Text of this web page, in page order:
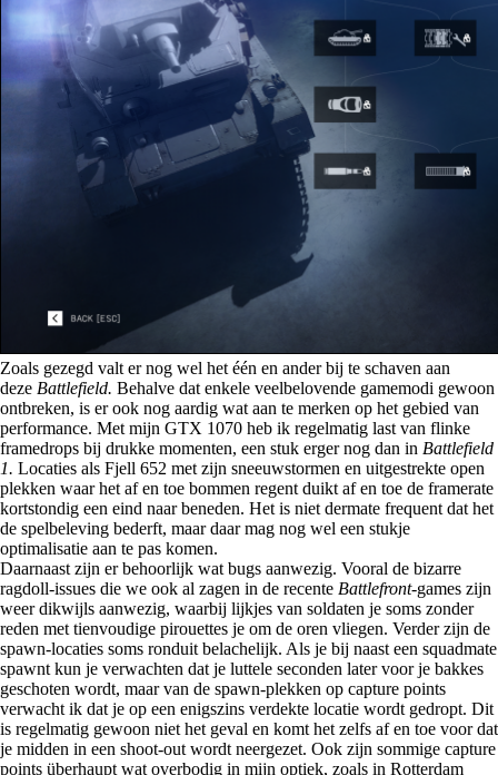
Zoals gezegd valt er nog wel het één en ander bij te schaven aan
deze Battlefield. Behalve dat enkele veelbelovende gamemodi gewoon
ontbreken, is er ook nog aardig wat aan te merken op het gebied van
performance. Met mijn GTX 1070 heb ik regelmatig last van flinke
framedrops bij drukke momenten, een stuk erger nog dan in Battlefield
1. Locaties als Fjell 652 met zijn sneeuwstormen en uitgestrekte open
plekken waar het af en toe bommen regent duikt af en toe de framerate
kortstondig een eind naar beneden. Het is niet dermate frequent dat het
de spelbeleving bederft, maar daar mag nog wel een stukje
optimalisatie aan te pas komen.
Daarnaast zijn er behoorlijk wat bugs aanwezig. Vooral de bizarre
ragdoll-issues die we ook al zagen in de recente Battlefront-games zijn
weer dikwijls aanwezig, waarbij lijkjes van soldaten je soms zonder
reden met tienvoudige pirouettes je om de oren vliegen. Verder zijn de
spawn-locaties soms ronduit belachelijk. Als je bij naast een squadmate
spawnt kun je verwachten dat je luttele seconden later voor je bakkes
geschoten wordt, maar van de spawn-plekken op capture points
verwacht ik dat je op een enigszins verdekte locatie wordt gedropt. Dit
is regelmatig gewoon niet het geval en komt het zelfs af en toe voor dat
je midden in een shoot-out wordt neergezet. Ook zijn sommige capture
points überhaupt wat overbodig in mijn optiek, zoals in Rotterdam